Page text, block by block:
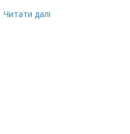
Читати далі